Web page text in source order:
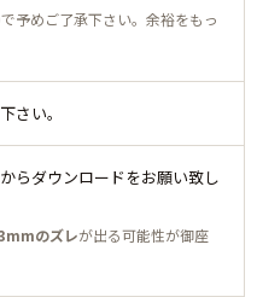
予めご了承下さい。余裕をもっ
さい。
からダウンロードをお願い致し
のズレが出る可能性が御座